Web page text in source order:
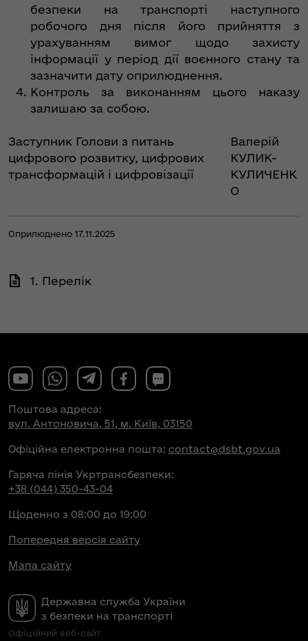
безпеки на транспорті наступного
робочого дня після його прийняття з
урахуванням вимог щодо захисту
інформації у період дії воєнного стану та
зазначити дату оприлюднення.
Контроль за виконанням цього наказу
залишаю за собою.
Заступник Голови з питань
цифрового розвитку, цифрових
трансформацій і цифровізації
Валерій
КУЛИК-
КУЛИЧЕНК
О
Оприлюднено 17.11.2025
1. Перелік
Державна служба України
з безпеки на транспорті
Офіційний веб-сайт
Поштова адреса:
вул. Антоновича, 51, м. Київ, 03150
Офіційна електронна пошта: contact@dsbt.gov.ua
Гаряча лінія Укртрансбезпеки:
+38 (044) 350-43-04
Щоденно з 08:00 до 19:00
Попередня версія сайту
Мапа сайту